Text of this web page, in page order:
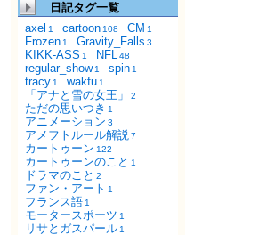
日記タグ一覧
axel 1 cartoon 108 CM 1
Frozen 1 Gravity_Falls 3
KIKK-ASS 1 NFL48
regular_show 1 spin 1
tracy 1 wakfu 1
「アナと雪の女王」 2
ただの思いつき 1
アニメーション 3
アメフトルール解説7
カートゥーン 122
カートゥーンのこと 1
ドラマのこと 2
ファン・アート 1
フランス語 1
モータースポーツ 1
リサとガスパール 1